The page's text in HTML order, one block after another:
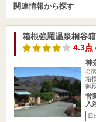
関連情報から探す
箱根強羅温泉桐谷
4.3点/
神
公
箱
御
営
入
日